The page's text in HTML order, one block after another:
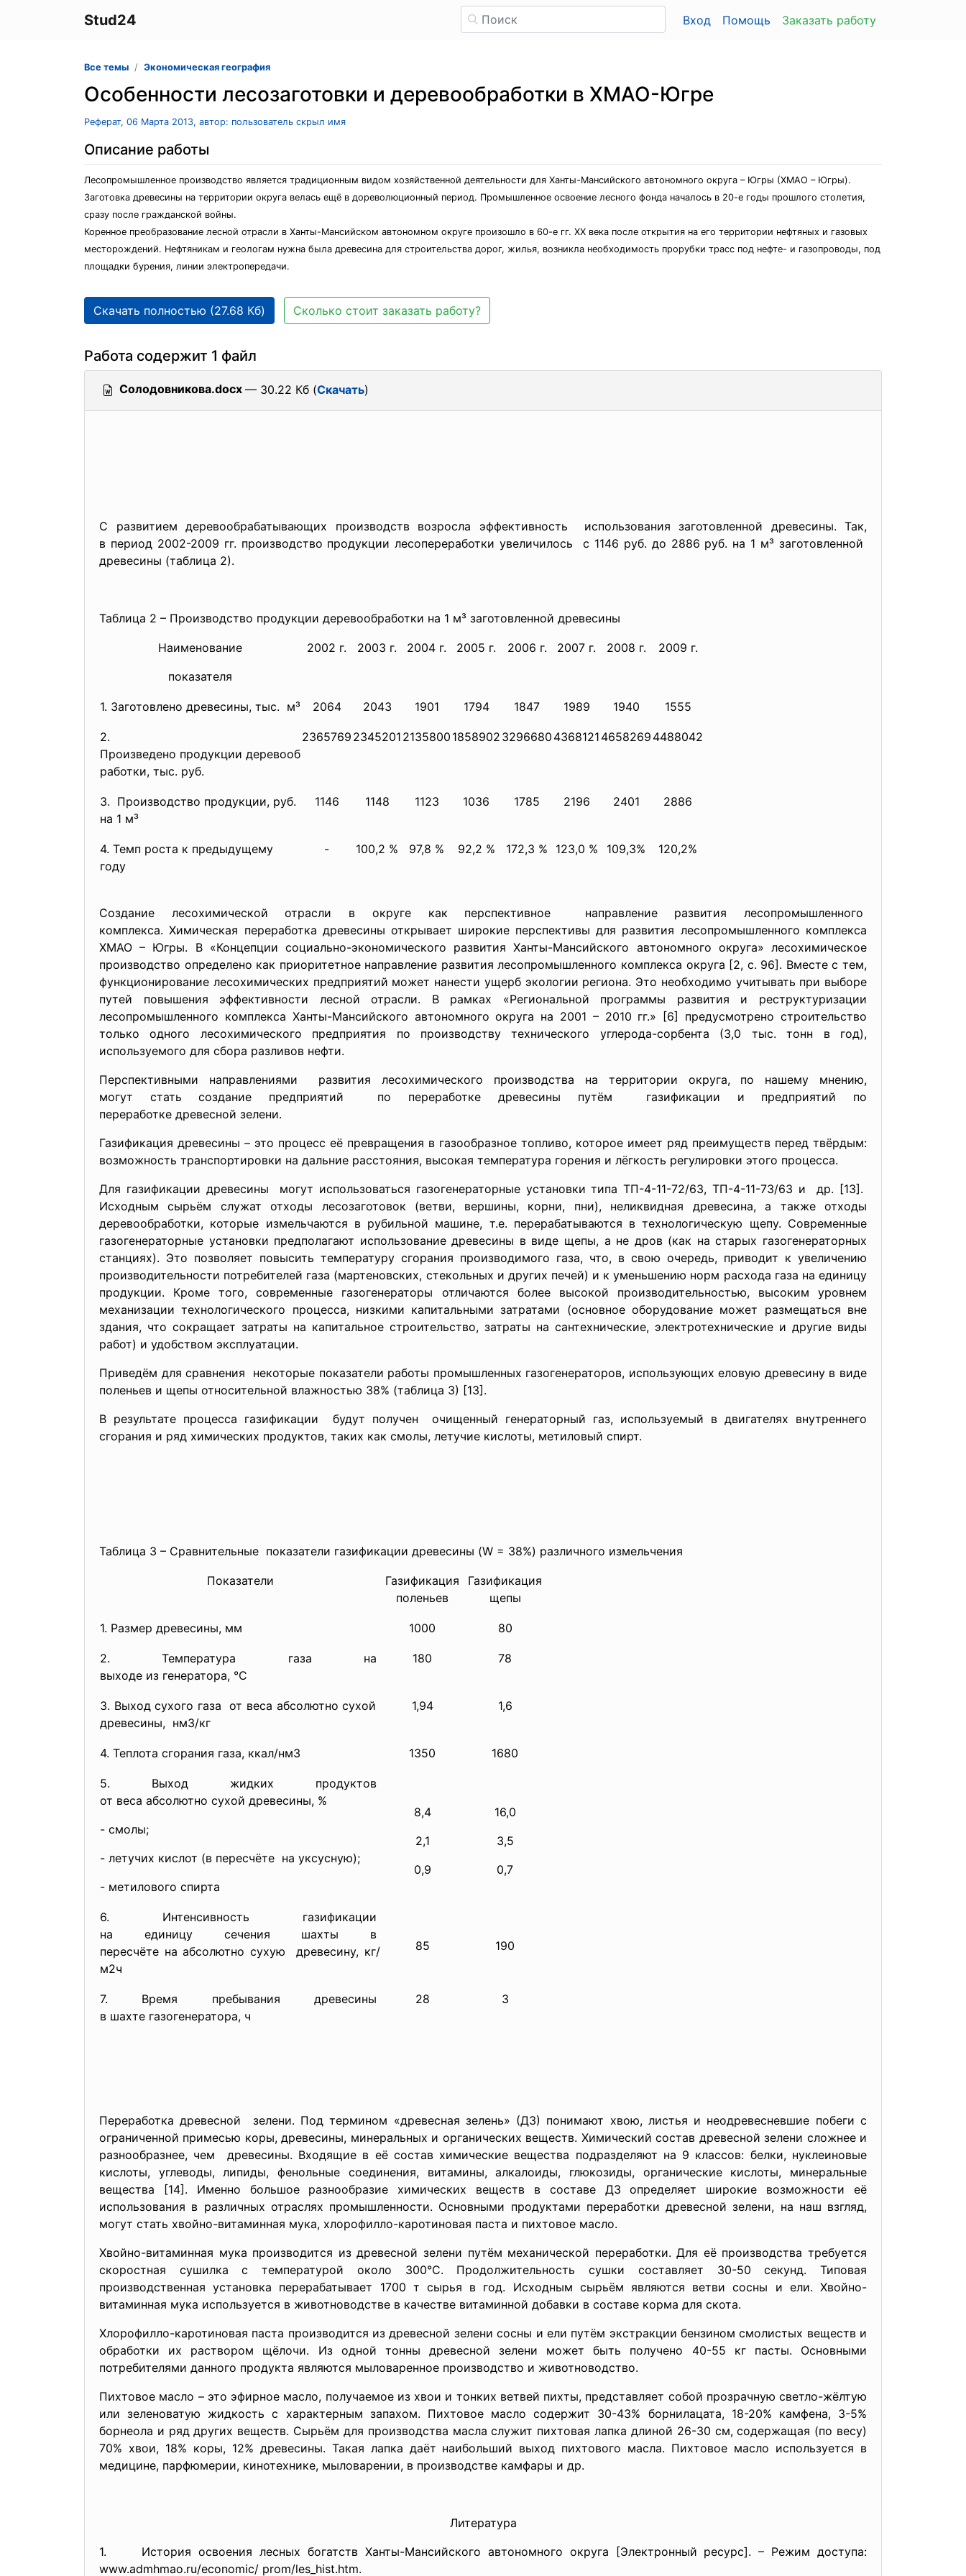
Stud24 Вход Помощь Заказать работу
Все темы Экономическая география
Особенности лесозаготовки и деревообработки в ХМАО-Югре
Реферат, 06 Марта 2013, автор: пользователь скрыл имя
Описание работы
Лесопромышленное производство является традиционным видом хозяйственной деятельности для Ханты-Мансийского автономного округа – Югры (ХМАО – Югры).
Заготовка древесины на территории округа велась ещё в дореволюционный период. Промышленное освоение лесного фонда началось в 20-е годы прошлого столетия,
сразу после гражданской войны.
Коренное преобразование лесной отрасли в Ханты-Мансийском автономном округе произошло в 60-е гг. XX века после открытия на его территории нефтяных и газовых
месторождений. Нефтяникам и геологам нужна была древесина для строительства дорог, жилья, возникла необходимость прорубки трасс под нефте- и газопроводы, под
площадки бурения, линии электропередачи.
Скачать полностью (27.68 Кб) Сколько стоит заказать работу?
Работа содержит 1 файл
Солодовникова.docx — 30.22 Кб (Скачать)
С развитием деревообрабатывающих производств возросла эффективность использования заготовленной древесины. Так,
в период 2002-2009 гг. производство продукции лесопереработкиувеличилось с 1146 руб. до 2886 руб. на 1 м³ заготовленной
древесины (таблица 2).
Таблица 2 – Производство продукции деревообработки на 1 м³ заготовленной древесины
Наименование
показателя
2002 г. 2003 г. 2004 г. 2005 г. 2006 г. 2007 г. 2008 г. 2009 г.
1. Заготовлено древесины, тыс. м³ 2064 2043 1901 1794 1847 1989 1940 1555
2.
Произведено продукции деревооб
работки, тыс. руб.
2365769 2345201 2135800 1858902 3296680 4368121 4658269 4488042
3. Производство продукции, руб.
на 1 м³
1146 1148 1123 1036 1785 2196 2401 2886
4. Темп роста к предыдущему
году
- 100,2 % 97,8 % 92,2 % 172,3 % 123,0 % 109,3% 120,2%
Создание лесохимической отрасли в округе как перспективное направление развития лесопромышленного
комплекса. Химическая переработка древесины открывает широкие перспективы для развития лесопромышленного комплекса
ХМАО – Югры. В «Концепции социально-экономического развития Ханты-Мансийского автономного округа» лесохимическое
производство определено как приоритетное направление развития лесопромышленного комплекса округа [2, с. 96]. Вместе с тем,
функционирование лесохимических предприятий может нанести ущерб экологии региона. Это необходимо учитывать при выборе
путей повышения эффективности лесной отрасли. В рамках «Региональной программы развития и реструктуризации
лесопромышленного комплекса Ханты-Мансийского автономного округа на 2001 – 2010 гг.» [6] предусмотрено строительство
только одного лесохимического предприятия по производству технического углерода-сорбента (3,0 тыс. тонн в год),
используемого для сбора разливов нефти.
Перспективными направлениями развития лесохимического производства на территории округа, по нашему мнению,
могут стать создание предприятий по переработке древесины путём газификации и предприятий по
переработке древесной зелени.
Газификация древесины – это процесс её превращения в газообразное топливо, которое имеет ряд преимуществ перед твёрдым:
возможность транспортировки на дальние расстояния, высокая температура горения и лёгкость регулировки этого процесса.
Для газификации древесины могут использоваться газогенераторные установки типа ТП-4-11-72/63, ТП-4-11-73/63 и др. [13].
Исходным сырьём служат отходы лесозаготовок (ветви, вершины, корни, пни), неликвидная древесина, а также отходы
деревообработки, которые измельчаются в рубильной машине, т.е. перерабатываются в технологическую щепу. Современные
газогенераторные установки предполагают использование древесины в виде щепы, а не дров (как на старых газогенераторных
станциях). Это позволяет повысить температуру сгорания производимого газа, что, в свою очередь, приводит к увеличению
производительности потребителей газа (мартеновских, стекольных и других печей) и к уменьшению норм расхода газа на единицу
продукции. Кроме того, современные газогенераторы отличаются более высокой производительностью, высоким уровнем
механизации технологического процесса, низкими капитальными затратами (основное оборудование может размещаться вне
здания, что сокращает затраты на капитальное строительство, затраты на сантехнические, электротехнические и другие виды
работ) и удобством эксплуатации.
Приведём для сравнения некоторые показатели работы промышленных газогенераторов, использующих еловую древесину в виде
поленьев и щепы относительной влажностью 38% (таблица 3) [13].
В результате процесса газификации будут получен очищенный генераторный газ, используемый в двигателях внутреннего
сгорания и ряд химических продуктов, таких как смолы, летучие кислоты, метиловый спирт.
Таблица 3 – Сравнительные показатели газификации древесины (W = 38%) различного измельчения
Показатели
Газификация
поленьев
Газификация
щепы
1. Размер древесины, мм 1000 80
2. Температура газа на
выходе из генератора, °С
180 78
3. Выход сухого газа от веса абсолютно сухой
древесины, нм3/кг
1,94 1,6
4. Теплота сгорания газа, ккал/нм3 1350 1680
5. Выход жидких продуктов
от веса абсолютно сухой древесины, %
- смолы;
- летучих кислот (в пересчёте на уксусную);
- метилового спирта
8,4
2,1
0,9
16,0
3,5
0,7
6. Интенсивность газификации
на единицу сечения шахты в
пересчёте на абсолютно сухую древесину, кг/
м2ч
85 190
7. Время пребывания древесины
в шахте газогенератора, ч
28 3
Переработка древесной зелени. Под термином «древесная зелень» (ДЗ) понимают хвою, листья и неодревесневшие побеги с
ограниченной примесью коры, древесины, минеральных и органических веществ. Химический состав древесной зелени сложнее и
разнообразнее, чем древесины. Входящие в её состав химические вещества подразделяют на 9 классов: белки, нуклеиновые
кислоты, углеводы, липиды, фенольные соединения, витамины, алкалоиды, глюкозиды, органические кислоты, минеральные
вещества [14]. Именно большое разнообразие химических веществ в составе ДЗ определяет широкие возможности её
использования в различных отраслях промышленности. Основными продуктами переработки древесной зелени, на наш взгляд,
могут стать хвойно-витаминная мука, хлорофилло-каротиновая паста и пихтовое масло.
Хвойно-витаминная мука производится из древесной зелени путём механической переработки. Для её производства требуется
скоростная сушилка с температурой около 300°С. Продолжительность сушки составляет 30-50 секунд. Типовая
производственная установка перерабатывает 1700 т сырья в год. Исходным сырьём являются ветви сосны и ели. Хвойно-
витаминная мука используется в животноводстве в качестве витаминной добавки в составе корма для скота.
Хлорофилло-каротиновая паста производится из древесной зелени сосны и ели путём экстракции бензином смолистых веществ и
обработки их раствором щёлочи. Из одной тонны древесной зелени может быть получено 40-55 кг пасты. Основными
потребителями данного продукта являются мыловаренное производство и животноводство.
Пихтовое масло – это эфирное масло, получаемое из хвои и тонких ветвей пихты, представляет собой прозрачную светло-жёлтую
или зеленоватую жидкость с характерным запахом. Пихтовое масло содержит 30-43% борнилацата, 18-20% камфена, 3-5%
борнеола и ряд других веществ. Сырьём для производства масла служит пихтовая лапка длиной 26-30 см, содержащая (по весу)
70% хвои, 18% коры, 12% древесины. Такая лапка даёт наибольший выход пихтового масла. Пихтовое масло используется в
медицине, парфюмерии, кинотехнике, мыловарении, в производстве камфары и др.
Литература
1. История освоения лесных богатств Ханты-Мансийского автономного округа [Электронный ресурс]. – Режим доступа:
www.admhmao.ru/economic/ prom/les_hist.htm.